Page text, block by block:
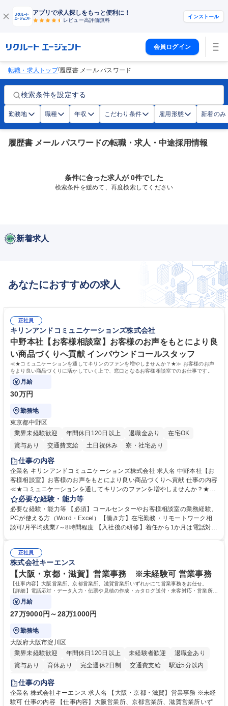
アプリで求人探しをもっと便利に！
レビュー高評価無料
インストール
会員ログイン
転職・求人トップ/履歴書 メール パスワード
検索条件を設定する
勤務地 職種 年収 こだわり条件 雇用形態 新着のみ
履歴書 メール パスワードの転職・求人・中途採用情報
条件に合った求人が 0件でした
検索条件を緩めて、再度検索してください
新着求人
あなたにおすすめの求人
正社員
キリンアンドコミュニケーションズ株式会社
中野本社【お客様相談室】お客様のお声をもとにより良
い商品づくりへ貢献 インバウンドコールスタッフ
≪★コミュニケーションを通してキリンのファンを増やしませんか？★≫ お客様のお声
をより良い商品づくりに活かしていく上で、窓口となるお客様相談室でのお仕事です。
月給
30万円
勤務地
東京都中野区
業界未経験歓迎
年間休日120日以上 退職金あり
在宅OK
賞与あり
交通費支給 土日祝休み 寮・社宅あり
仕事の内容
企業名 キリンアンドコミュニケーションズ株式会社 求人名 中野本社【お
客様相談室】お客様のお声をもとにより良い商品づくりへ貢献 仕事の内容
≪★コミュニケーションを通してキリンのファンを増やしませんか？★≫
お客様のお声をより良い商品づくりに活かしていく上で、窓口となるお客
様相談室でのお仕事です。 日々お客様からいただくキリングループへのご
意見を、企業活動に活かしています。お客様からの声に迅速かつ誠意をも
って対応、情報提供するとともにグループ内活動に反映しています。 【具
平均100件前後■メール・手紙：同上40件前後 募集職種 中野本社【お客様
相談室】お客様のお声をもとにより良い商品づくりへ貢献
必要な経験・能力等
必要な経験・能力等 【必須】コールセンターやお客様相談室の業務経験、
PCが使える方（Word・Excel）【働き方】在宅勤務・リモートワーク相
談可/月平均残業7～8時間程度 【入社後の研修】着任から1か月は電話対応
すのでご安心ください。 【当社について】キリングループの広報機能を担
う会社として、お客様との出会いを大切にし、磨き上げたホスピタリティ
を込めてコミュニケーションをとりながら広報関連業務を行っておりま
す。 学歴・資格 学歴：大学院 大学 高専 短大 専修学校 高校 語学力： 資
格：
正社員
株式会社キーエンス
【大阪・京都・滋賀】営業事務 ※未経験可 営業事務
【仕事内容】大阪営業所、京都営業所、滋賀営業所いずれかにて営業事務をお任せ。
【詳細】電話応対・データ入力・伝票や見積の作成・カタログ送付・来客対応・営業所内
で発生する事務業務や業務改善をお任せ。
月給
27万9000円～28万1000円
勤務地
大阪府大阪市淀川区
業界未経験歓迎
年間休日120日以上 未経験者歓迎
退職金あり
賞与あり
育休あり 完全週休2日制 交通費支給
駅近5分以内
土日祝休み
仕事の内容
企業名 株式会社キーエンス 求人名 【大阪・京都・滋賀】営業事務 ※未経
験可 仕事の内容 【仕事内容】大阪営業所、京都営業所、滋賀営業所いず